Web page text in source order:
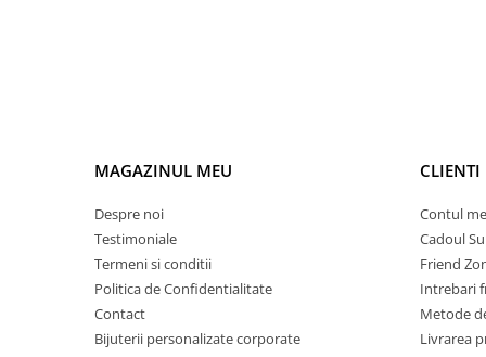
MAGAZINUL MEU
Despre noi
Testimoniale
Termeni si conditii
Politica de Confidentialitate
Contact
Bijuterii personalizate corporate
CLIENTI
Contul
Cadoul
Friend
Intrebari
Metode
Livrarea